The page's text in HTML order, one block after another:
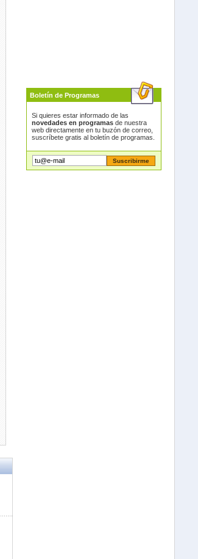
Boletín de Programas
Si quieres estar informado de las
novedades en programasde nuestra
web directamente en tu buzón de correo,
suscríbete gratis al boletín de programas.